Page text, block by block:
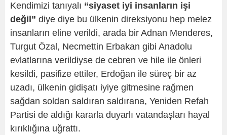
Kendimizi tanıyalı “siyaset iyi insanların işi
değil” diye diye bu ülkenin direksiyonu hep melez
insanların eline verildi, arada bir Adnan Menderes,
Turgut Özal, Necmettin Erbakan gibi Anadolu
evlatlarına verildiyse de cebren ve hile ile önleri
kesildi, pasifize ettiler, Erdoğan ile süreç bir az
uzadı, ülkenin gidişatı iyiye gitmesine rağmen
sağdan soldan saldıran saldırana, Yeniden Refah
Partisi de aldığı kararla duyarlı vatandaşları hayal
kırıklığına uğrattı.